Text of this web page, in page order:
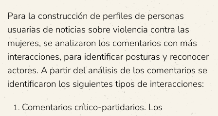
Para la construcción de perfiles de personas
usuarias de noticias sobre violencia contra las
mujeres, se analizaron los comentarios con más
interacciones, para identificar posturas y reconocer
actores. A partir del análisis de los comentarios se
identificaron los siguientes tipos de interacciones:
Comentarios crítico-partidarios. Los